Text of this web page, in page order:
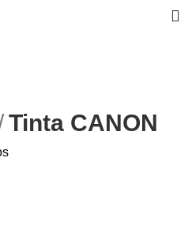
Tinta CANON